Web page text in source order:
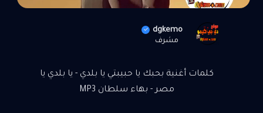
dgkemo
مشرف
كلمات أغنية بحبك يا حبيبتي يا بلدي - يا بلدي يا
مصر - بهاء سلطان MP3